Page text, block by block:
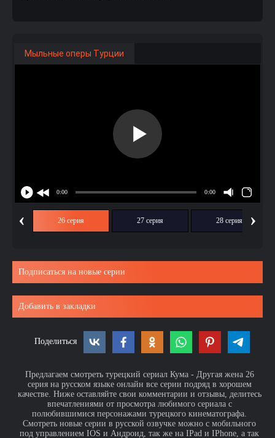
Мыльные оперы Турции
‹ 26 серия 27 серия 28 серия ›
Подписаться на новые серии
Добавить в закладки
Поделиться
Предлагаем смотреть турецкий сериал Кума - Другая жена 26
серия на русском языке онлайн все серии подряд в хорошем
качестве. Ниже оставляйте свои комментарии и отзывы, делитесь
впечатлениями от просмотра любимого сериала с
полюбившимися персонажами турецкого кинематографа.
Смотреть новые серии в русской озвучке можно с мобильного
под управлением IOS и Андроид, так же на IPad и IPhone, а так